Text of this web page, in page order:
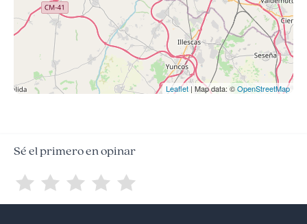
Leaflet | Map data: ©OpenStreetMap
Sé el primero en opinar